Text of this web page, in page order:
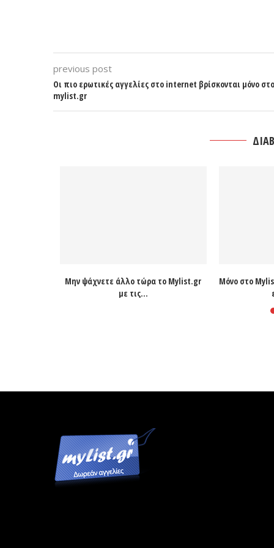
previous post
Οι πιο ερωτικές αγγελίες στο internet βρίσκονται μόνο στο
mylist.gr
Μην ψάχνετε άλλο τώρα το Mylist.gr
με τις...
Μόνο στο